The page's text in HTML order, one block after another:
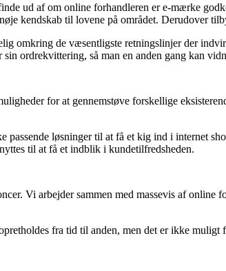
ud af om online forhandleren er e-mærke
kendskab til lovene på området. Derudover
omkring de væsentligste retningslinjer der
sin ordrekvittering, så man en anden gang kan
for at gennemstøve forskellige
passende løsninger til at få et kig ind i internet
til at få et indblik i kundetilfredsheden.
Vi arbejder sammen med massevis af
fra tid til anden, men det er ikke